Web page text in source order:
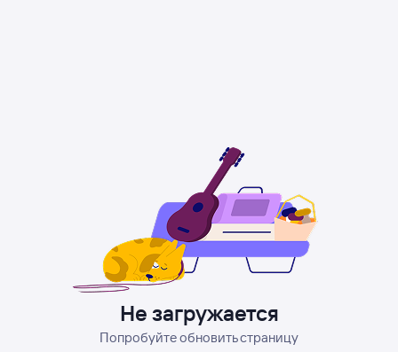
Не загружается
Попробуйте обновить страницу